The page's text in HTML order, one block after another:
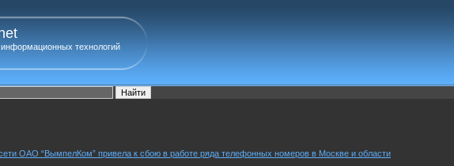
информационных технологий
ОАО “ВымпелКом” привела к сбою в работе ряда телефонных номеров в Москве и области